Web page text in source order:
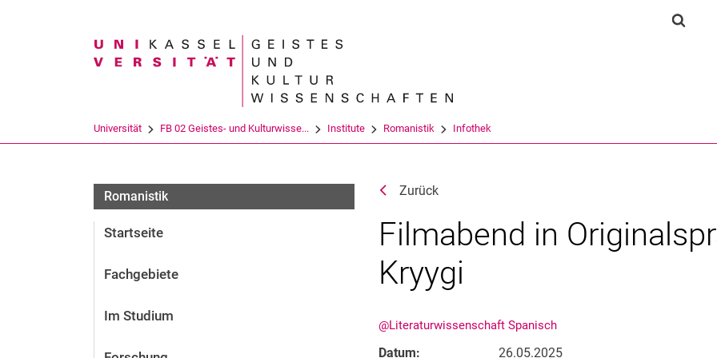
Springe direkt zu: Inhalt
Springe direkt zu: Suche
Springe direkt zu:
Suchbegriff
Universität FB 02 Geistes- und Kulturwisse... Institute Romanistik Infothek
Romanistik
Startseite
Fachgebiete
Im Studium
Zurück
Filmabend in
Kryygi
@Literaturwissenschaft Spanisch
Datum:
26.05.2025